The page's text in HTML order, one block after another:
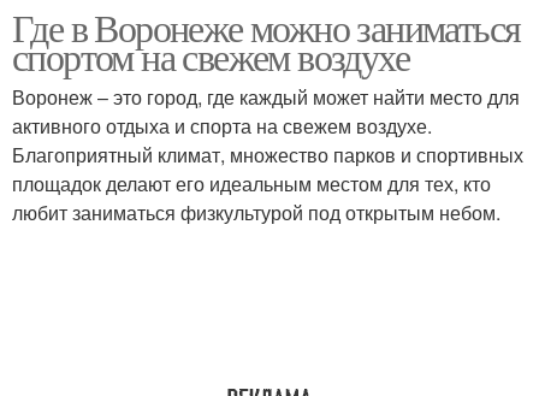
Где в Воронеже можно заниматься
спортом на свежем воздухе
Воронеж – это город, где каждый может найти место для
активного отдыха и спорта на свежем воздухе.
Благоприятный климат, множество парков и спортивных
площадок делают его идеальным местом для тех, кто
любит заниматься физкультурой под открытым небом.